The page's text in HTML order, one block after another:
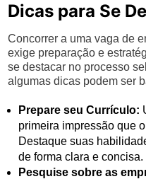
Dicas para Se
Concorrer a uma vaga de
exige preparação e
se destacar no processo
algumas dicas podem ser
Prepare seu Currículo:
primeira impressão que
Destaque suas
de forma clara e concisa.
Pesquise sobre as